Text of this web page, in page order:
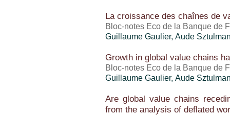
La croissance des chaînes de
Bloc-notes Eco de la Banque de
Guillaume Gaulier, Aude
Growth in global value chains
Bloc-notes Eco de la Banque de
Guillaume Gaulier, Aude
Are global value chains
from the analysis of deflated